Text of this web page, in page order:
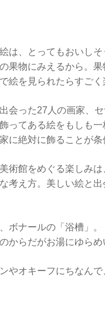
は、とってもおいし
果物にみえるから。
絵を見られたらすごく
会った27人の画家、
てある絵をもしも一
絶対に飾ることが条
術館をめぐる楽しみは
考え方。美しい絵と
ボナールの「浴槽」。
からだがお湯にゆらめ
やオキーフにちなん